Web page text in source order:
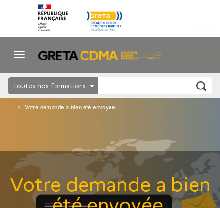
Toutes nos formations
Votre demande a bien
Votre demande a bien été envoyée.